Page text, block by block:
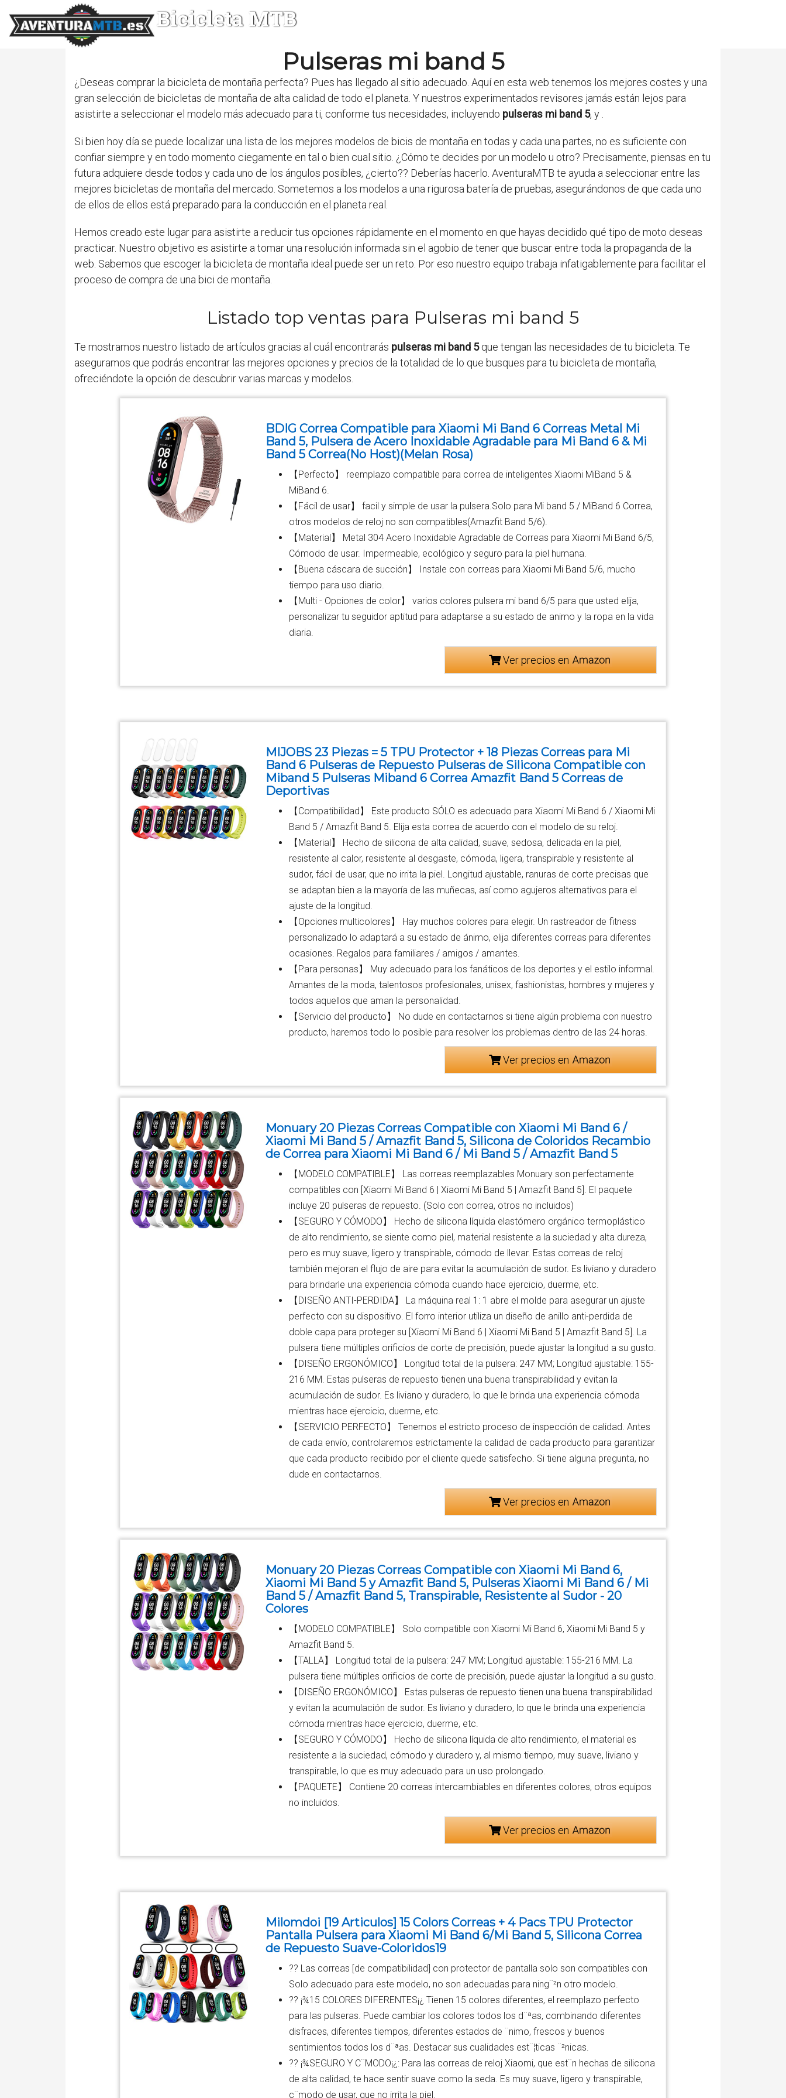
Bicicleta MTB
Pulseras mi band 5
¿Deseas comprar la bicicleta de montaña perfecta? Pues has llegado al sitio adecuado. Aquí en esta web tenemos los mejores costes y una
gran selección de bicicletas de montaña de alta calidad de todo el planeta. Y nuestros experimentados revisores jamás están lejos para
asistirte a seleccionar el modelo más adecuado para ti, conforme tus necesidades, incluyendo pulseras mi band 5, y
Si bien hoy día se puede localizar una lista de los mejores modelos de bicis de montaña en todas y cada una partes, no es suficiente con
confiar siempre y en todo momento ciegamente en tal o bien cual sitio. ¿Cómo te decides por un modelo u otro? Precisamente, piensas en tu
futura adquiere desde todos y cada uno de los ángulos posibles, ¿cierto?? Deberías hacerlo. AventuraMTB te ayuda a seleccionar entre las
mejores bicicletas de montaña del mercado. Sometemos a los modelos a una rigurosa batería de pruebas, asegurándonos de que cada uno
de ellos de ellos está preparado para la conducción en el planeta real.
Hemos creado este lugar para asistirte a reducir tus opciones rápidamente en el momento en que hayas decidido qué tipo de moto deseas
practicar. Nuestro objetivo es asistirte a tomar una resolución informada sin el agobio de tener que buscar entre toda la propaganda de la
web. Sabemos que escoger la bicicleta de montaña ideal puede ser un reto. Por eso nuestro equipo trabaja infatigablemente para facilitar el
proceso de compra de una bici de montaña.
Listado top ventas para Pulseras mi band 5
Te mostramos nuestro listado de artículos gracias al cuál encontrarás pulseras mi band 5que tengan las necesidades de tu bicicleta. Te
aseguramos que podrás encontrar las mejores opciones y precios de la totalidad de lo que busques para tu bicicleta de montaña,
ofreciéndote la opción de descubrir varias marcas y modelos.
BDIG Correa Compatible para Xiaomi Mi Band 6 Correas Metal Mi
Band 5, Pulsera de Acero Inoxidable Agradable para Mi Band 6 & Mi
Band 5 Correa(No Host)(Melan Rosa)
【Perfecto】 reemplazo compatible para correa de inteligentes Xiaomi MiBand 5 &
MiBand 6.
【Fácil de usar】 facil y simple de usar la pulsera.Solo para Mi band 5 / MiBand 6 Correa,
otros modelos de reloj no son compatibles(Amazfit Band 5/6).
【Material】 Metal 304 Acero Inoxidable Agradable de Correas para Xiaomi Mi Band 6/5,
Cómodo de usar. Impermeable, ecológico y seguro para la piel humana.
【Buena cáscara de succión】 Instale con correas para Xiaomi Mi Band 5/6, mucho
tiempo para uso diario.
【Multi - Opciones de color】 varios colores pulsera mi band 6/5 para que usted elija,
personalizar tu seguidor aptitud para adaptarse a su estado de animo y la ropa en la vida
diaria.
Ver precios en
MIJOBS 23 Piezas = 5 TPU Protector + 18 Piezas Correas para Mi
Band 6 Pulseras de Repuesto Pulseras de Silicona Compatible con
Miband 5 Pulseras Miband 6 Correa Amazfit Band 5 Correas de
Deportivas
【Compatibilidad】 Este producto SÓLO es adecuado para Xiaomi Mi Band 6 / Xiaomi Mi
Band 5 / Amazfit Band 5. Elija esta correa de acuerdo con el modelo de su reloj.
【Material】 Hecho de silicona de alta calidad, suave, sedosa, delicada en la piel,
resistente al calor, resistente al desgaste, cómoda, ligera, transpirable y resistente al
sudor, fácil de usar, que no irrita la piel. Longitud ajustable, ranuras de corte precisas que
se adaptan bien a la mayoría de las muñecas, así como agujeros alternativos para el
ajuste de la longitud.
【Opciones multicolores】 Hay muchos colores para elegir. Un rastreador de fitness
personalizado lo adaptará a su estado de ánimo, elija diferentes correas para diferentes
ocasiones. Regalos para familiares / amigos / amantes.
【Para personas】 Muy adecuado para los fanáticos de los deportes y el estilo informal.
Amantes de la moda, talentosos profesionales, unisex, fashionistas, hombres y mujeres y
todos aquellos que aman la personalidad.
【Servicio del producto】 No dude en contactarnos si tiene algún problema con nuestro
producto, haremos todo lo posible para resolver los problemas dentro de las 24 horas.
Ver precios en
Monuary 20 Piezas Correas Compatible con Xiaomi Mi Band 6 /
Xiaomi Mi Band 5 / Amazfit Band 5, Silicona de Coloridos Recambio
de Correa para Xiaomi Mi Band 6 / Mi Band 5 / Amazfit Band 5
【MODELO COMPATIBLE】 Las correas reemplazables Monuary son perfectamente
compatibles con [Xiaomi Mi Band 6 | Xiaomi Mi Band 5 | Amazfit Band 5]. El paquete
incluye 20 pulseras de repuesto. (Solo con correa, otros no incluidos)
【SEGURO Y CÓMODO】 Hecho de silicona líquida elastómero orgánico termoplástico
de alto rendimiento, se siente como piel, material resistente a la suciedad y alta dureza,
pero es muy suave, ligero y transpirable, cómodo de llevar. Estas correas de reloj
también mejoran el flujo de aire para evitar la acumulación de sudor. Es liviano y duradero
para brindarle una experiencia cómoda cuando hace ejercicio, duerme, etc.
【DISEÑO ANTI-PERDIDA】 La máquina real 1: 1 abre el molde para asegurar un ajuste
perfecto con su dispositivo. El forro interior utiliza un diseño de anillo anti-perdida de
doble capa para proteger su [Xiaomi Mi Band 6 | Xiaomi Mi Band 5 | Amazfit Band 5]. La
pulsera tiene múltiples orificios de corte de precisión, puede ajustar la longitud a su gusto.
【DISEÑO ERGONÓMICO】 Longitud total de la pulsera: 247 MM; Longitud ajustable: 155-
216 MM. Estas pulseras de repuesto tienen una buena transpirabilidad y evitan la
acumulación de sudor. Es liviano y duradero, lo que le brinda una experiencia cómoda
mientras hace ejercicio, duerme, etc.
【SERVICIO PERFECTO】 Tenemos el estricto proceso de inspección de calidad. Antes
de cada envío, controlaremos estrictamente la calidad de cada producto para garantizar
que cada producto recibido por el cliente quede satisfecho. Si tiene alguna pregunta, no
dude en contactarnos.
Ver precios en
Monuary 20 Piezas Correas Compatible con Xiaomi Mi Band 6,
Xiaomi Mi Band 5 y Amazfit Band 5, Pulseras Xiaomi Mi Band 6 / Mi
Band 5 / Amazfit Band 5, Transpirable, Resistente al Sudor - 20
Colores
【MODELO COMPATIBLE】 Solo compatible con Xiaomi Mi Band 6, Xiaomi Mi Band 5 y
Amazfit Band 5.
【TALLA】 Longitud total de la pulsera: 247 MM; Longitud ajustable: 155-216 MM. La
pulsera tiene múltiples orificios de corte de precisión, puede ajustar la longitud a su gusto.
【DISEÑO ERGONÓMICO】 Estas pulseras de repuesto tienen una buena transpirabilidad
y evitan la acumulación de sudor. Es liviano y duradero, lo que le brinda una experiencia
cómoda mientras hace ejercicio, duerme, etc.
【SEGURO Y CÓMODO】 Hecho de silicona líquida de alto rendimiento, el material es
resistente a la suciedad, cómodo y duradero y, al mismo tiempo, muy suave, liviano y
transpirable, lo que es muy adecuado para un uso prolongado.
【PAQUETE】 Contiene 20 correas intercambiables en diferentes colores, otros equipos
no incluidos.
Ver precios en
Milomdoi [19 Articulos] 15 Colors Correas + 4 Pacs TPU Protector
Pantalla Pulsera para Xiaomi Mi Band 6/Mi Band 5, Silicona Correa
de Repuesto Suave-Coloridos19
?? Las correas [de compatibilidad] con protector de pantalla solo son compatibles con
Solo adecuado para este modelo, no son adecuadas para ning¨²n otro modelo.
?? ¡¾15 COLORES DIFERENTES¡¿ Tienen 15 colores diferentes, el reemplazo perfecto
para las pulseras. Puede cambiar los colores todos los d¨ªas, combinando diferentes
disfraces, diferentes tiempos, diferentes estados de ¨nimo, frescos y buenos
sentimientos todos los d¨ªas. Destacar sus cualidades est¨¦ticas ¨²nicas.
?? ¡¾SEGURO Y C¨MODO¡¿: Para las correas de reloj Xiaomi, que est¨n hechas de silicona
de alta calidad, te hace sentir suave como la seda. Es muy suave, ligero y transpirable,
c¨modo de usar, que no irrita la piel.